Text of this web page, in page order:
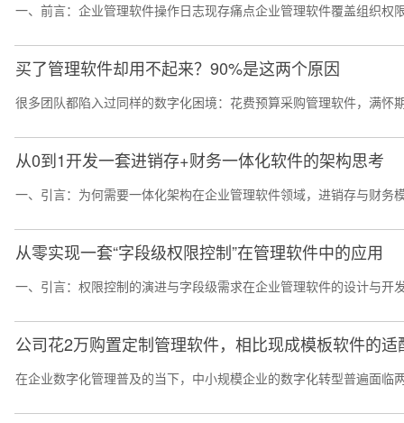
一、前言：企业管理软件操作日志现存痛点企业管理软件覆盖组织
买了管理软件却用不起来？90%是这两个原因
很多团队都陷入过同样的数字化困境：花费预算采购管理软件，满
从0到1开发一套进销存+财务一体化软件的架构思考
一、引言：为何需要一体化架构在企业管理软件领域，进销存与财
从零实现一套“字段级权限控制”在管理软件中的应用
一、引言：权限控制的演进与字段级需求在企业管理软件的设计与
公司花2万购置定制管理软件，相比现成模板软件的
在企业数字化管理普及的当下，中小规模企业的数字化转型普遍面